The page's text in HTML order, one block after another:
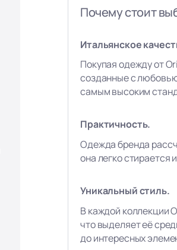
Почему стоит
Итальянское
Покупая одежду от
созданные с
самым высоким
Практичность.
Одежда бренда
она легко стирается
Уникальный стиль.
В каждой коллекции
что выделяет её
до интересных